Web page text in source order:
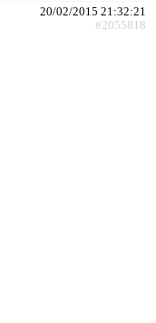
20/02/2015 21:32:21
#2055818